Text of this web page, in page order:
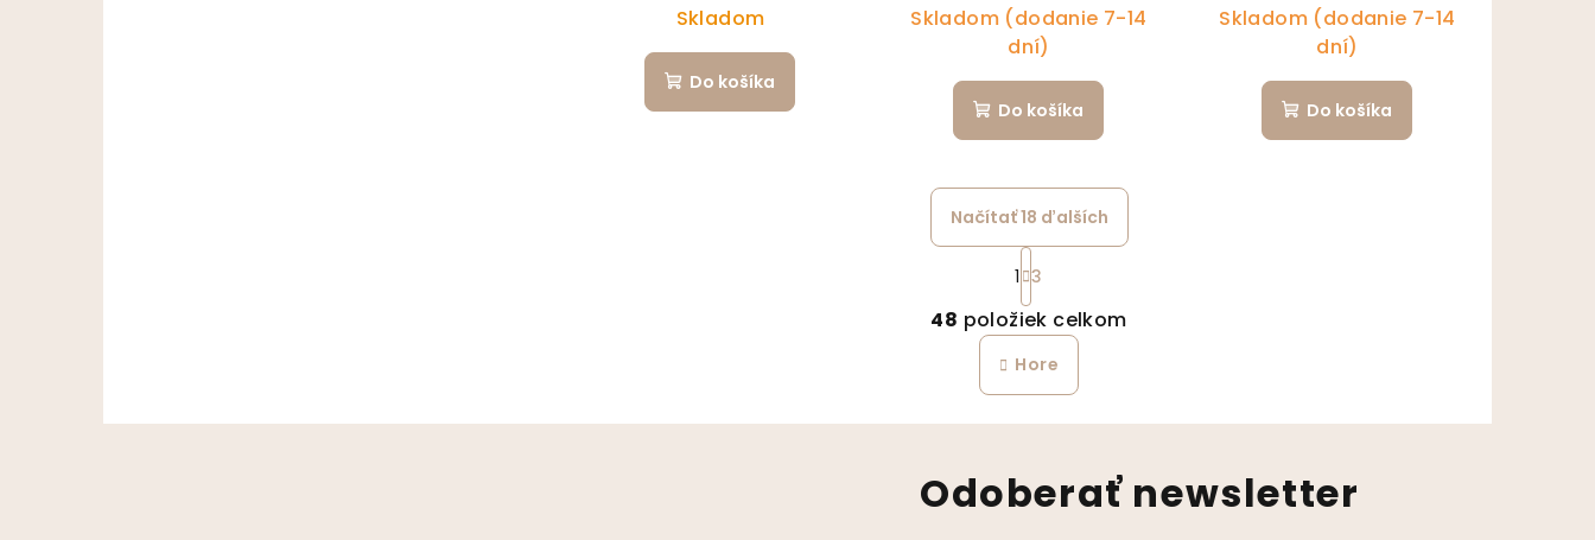
Skladom
Do košíka
Skladom (dodanie 7-14
dní)
Do košíka
Skladom (dodanie 7-14
dní)
Do košíka
Ovládacie prvky výpisu
Načítať 18 ďalších
Stránkovanie
1 3
48 položiek celkom
Hore
Odoberať newsletter